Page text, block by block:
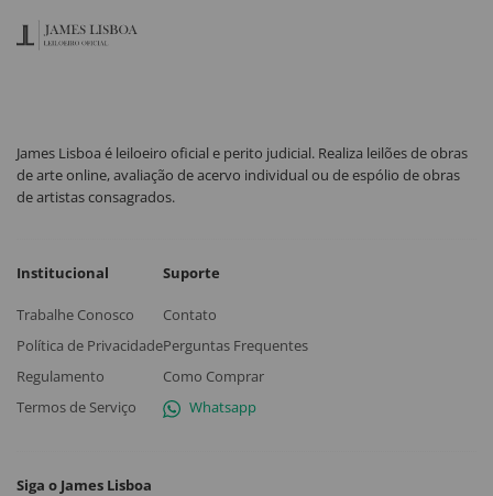
James Lisboa é leiloeiro oficial e perito judicial. Realiza leilões de obras
de arte online, avaliação de acervo individual ou de espólio de obras
de artistas consagrados.
Institucional
Trabalhe Conosco
Política de Privacidade
Regulamento
Termos de Serviço
Suporte
Contato
Perguntas Frequentes
Como Comprar
Whatsapp
Siga o James Lisboa